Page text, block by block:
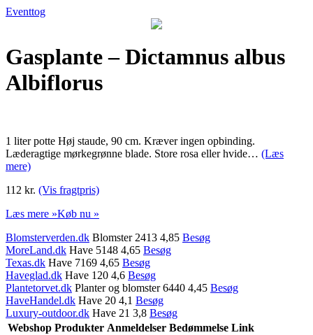
Eventtog
Gasplante – Dictamnus albus
Albiflorus
1 liter potte Høj staude, 90 cm. Kræver ingen opbinding.
Læderagtige mørkegrønne blade. Store rosa eller hvide… (Læs
mere)
112 kr. (Vis fragtpris)
Læs mere »Køb nu »
Blomsterverden.dk Blomster 2413 4,85 Besøg
MoreLand.dk Have 5148 4,65 Besøg
Texas.dk Have 7169 4,65 Besøg
Haveglad.dk Have 120 4,6 Besøg
Plantetorvet.dk Planter og blomster 6440 4,45 Besøg
HaveHandel.dk Have 20 4,1 Besøg
Luxury-outdoor.dk Have 21 3,8 Besøg
Webshop Produkter Anmeldelser Bedømmelse Link